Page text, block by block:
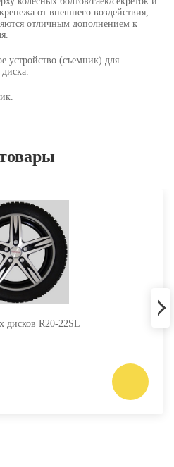
от внешнего воздействия,
отличным дополнением к
устройство (съемник) для
дисков R20-22SL